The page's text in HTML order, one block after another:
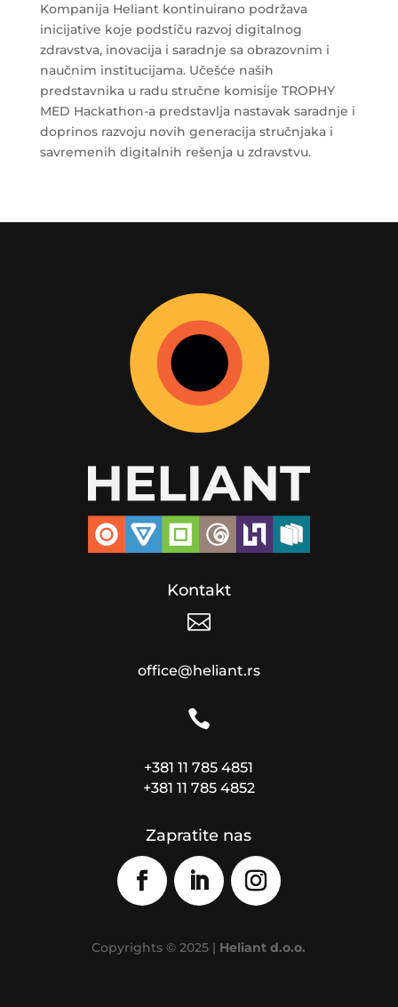
Kompanija Heliant kontinuirano podržava
inicijative koje podstiču razvoj digitalnog
zdravstva, inovacija i saradnje sa obrazovnim i
naučnim institucijama. Učešće naših
predstavnika u radu stručne komisije TROPHY
MED Hackathon-a predstavlja nastavak saradnje i
doprinos razvoju novih generacija stručnjaka i
savremenih digitalnih rešenja u zdravstvu.
Kontakt

office@heliant.rs

+381 11 785 4851
+381 11 785 4852
Zapratite nas
Copyrights © 2025 | Heliant d.o.o.